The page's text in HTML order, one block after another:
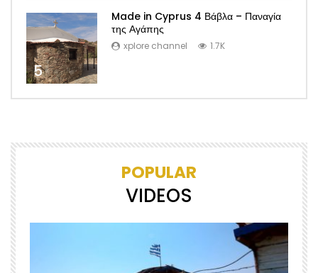
5
Made in Cyprus 4 Βάβλα – Παναγία
της Αγάπης
xplore channel 1.7K
POPULAR
VIDEOS